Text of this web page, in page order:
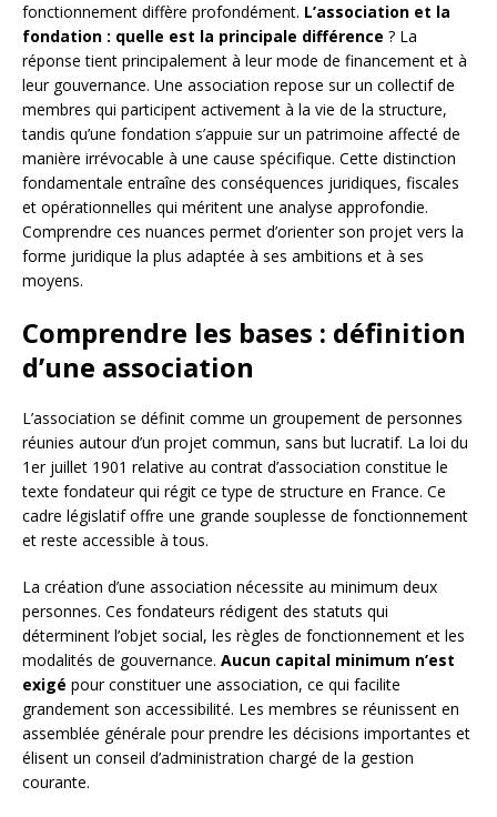
fonctionnement diffère profondément. L’association et la
fondation : quelle est la principale différence ? La
réponse tient principalement à leur mode de financement et à
leur gouvernance. Une association repose sur un collectif de
membres qui participent activement à la vie de la structure,
tandis qu’une fondation s’appuie sur un patrimoine affecté de
manière irrévocable à une cause spécifique. Cette distinction
fondamentale entraîne des conséquences juridiques, fiscales
et opérationnelles qui méritent une analyse approfondie.
Comprendre ces nuances permet d’orienter son projet vers la
forme juridique la plus adaptée à ses ambitions et à ses
moyens.
Comprendre les bases : définition
d’une association
L’association se définit comme un groupement de personnes
réunies autour d’un projet commun, sans but lucratif. La loi du
1er juillet 1901 relative au contrat d’association constitue le
texte fondateur qui régit ce type de structure en France. Ce
cadre législatif offre une grande souplesse de fonctionnement
et reste accessible à tous.
La création d’une association nécessite au minimum deux
personnes. Ces fondateurs rédigent des statuts qui
déterminent l’objet social, les règles de fonctionnement et les
modalités de gouvernance. Aucun capital minimum n’est
exigé pour constituer une association, ce qui facilite
grandement son accessibilité. Les membres se réunissent en
assemblée générale pour prendre les décisions importantes et
élisent un conseil d’administration chargé de la gestion
courante.